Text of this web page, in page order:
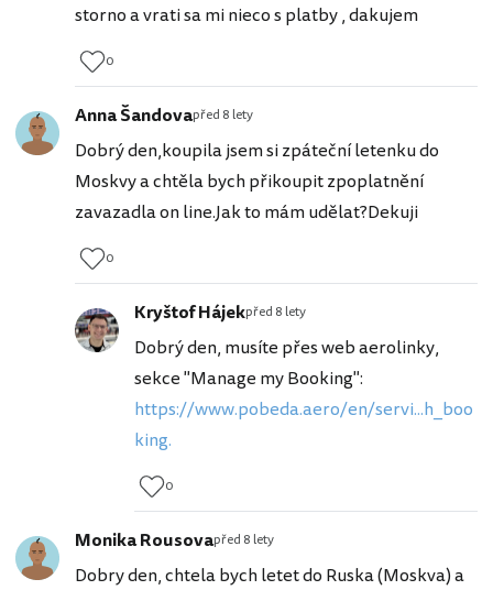
storno a vrati sa mi nieco s platby , dakujem
0
Anna Šandovapřed 8 lety
Dobrý den,koupila jsem si zpáteční letenku do
Moskvy a chtěla bych přikoupit zpoplatnění
zavazadla on line.Jak to mám udělat?Dekuji
0
Kryštof Hájekpřed 8 lety
Dobrý den, musíte přes web aerolinky,
sekce "Manage my Booking":
https://www.pobeda.aero/en/servi...h_boo
king.
0
Monika Rousovapřed 8 lety
Dobry den, chtela bych letet do Ruska (Moskva) a